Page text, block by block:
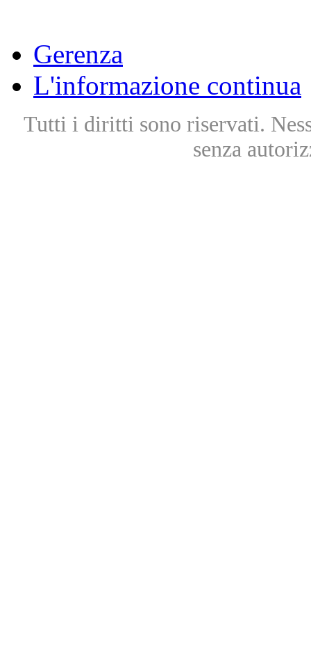
Gerenza
L'informazione continua
Tutti i diritti sono riservati.
senza